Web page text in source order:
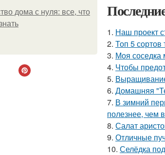
дома с нуля: все, что
1. Наш проект
2. Топ 5 сортов
3. Моя соседка
4. Чтобы
5.
6. Домашняя
7. В зимний
полезнее, чем
8. Салат
9. Отличные
10. Селёдка